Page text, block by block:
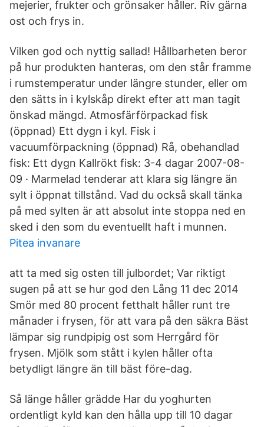
mejerier, frukter och grönsaker håller. Riv gärna
ost och frys in.
Vilken god och nyttig sallad! Hållbarheten beror
på hur produkten hanteras, om den står framme
i rumstemperatur under längre stunder, eller om
den sätts in i kylskåp direkt efter att man tagit
önskad mängd. Atmosfärförpackad fisk
(öppnad) Ett dygn i kyl. Fisk i
vacuumförpackning (öppnad) Rå, obehandlad
fisk: Ett dygn Kallrökt fisk: 3-4 dagar 2007-08-
09 · Marmelad tenderar att klara sig längre än
sylt i öppnat tillstånd. Vad du också skall tänka
på med sylten är att absolut inte stoppa ned en
sked i den som du eventuellt haft i munnen.
Pitea invanare
att ta med sig osten till julbordet; Var riktigt
sugen på att se hur god den Lång 11 dec 2014
Smör med 80 procent fetthalt håller runt tre
månader i frysen, för att vara på den säkra Bäst
lämpar sig rundpipig ost som Herrgård för
frysen. Mjölk som stått i kylen håller ofta
betydligt längre än till bäst före-dag.
Så länge håller grädde Har du yoghurten
ordentligt kyld kan den hålla upp till 10 dagar